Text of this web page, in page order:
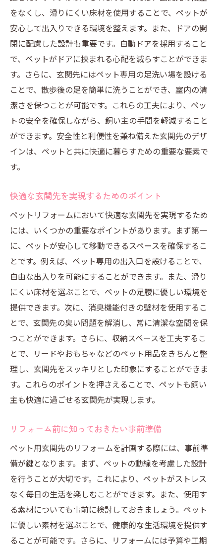
をなくし、滑りにくい床材を使用することで、ペットが
安心して出入りできる環境を整えます。また、ドアの開
閉に配慮した設計も重要です。自動ドアを採用すること
で、ペットがドアに挟まれる心配を減らすことができま
す。さらに、玄関先にはペット専用の足洗い場を設ける
ことで、散歩後の足を簡単に洗うことができ、室内の清
潔さを保つことが可能です。これらの工夫により、ペッ
トの安全を確保しながら、飼い主の手間を軽減すること
ができます。安全性と利便性を兼ね備えた玄関先のデザ
インは、ペットと共に快適に暮らすための重要な要素で
す。
快適な玄関先を実現するためのポイント
ペットリフォームにおいて快適な玄関先を実現するため
には、いくつかの重要なポイントがあります。まず第一
に、ペットが安心して移動できるスペースを確保するこ
とです。例えば、ペット専用の出入口を設けることで、
自由な出入りを可能にすることができます。また、滑り
にくい床材を選ぶことで、ペットの足腰に優しい環境を
提供できます。次に、消臭機能付きの壁材を使用するこ
とで、玄関先の臭い問題を解消し、常に清潔な空間を保
つことができます。さらに、収納スペースを工夫するこ
とで、リードやおもちゃなどのペット用品をきちんと整
理し、玄関先をスッキリとした印象にすることができま
す。これらのポイントを押さえることで、ペットも飼い
主も快適に過ごせる玄関先が実現します。
リフォーム前に知っておきたい事前準備
ペット用玄関先のリフォームを計画する際には、事前準
備が鍵となります。まず、ペットの動線を考慮した設計
を行うことが大切です。これにより、ペットがストレス
なく毎日の生活を楽しむことができます。また、使用す
る素材についても事前に検討しておきましょう。ペット
に優しい素材を選ぶことで、健康的な生活環境を提供す
ることが可能です。さらに、リフォームには予算や工期